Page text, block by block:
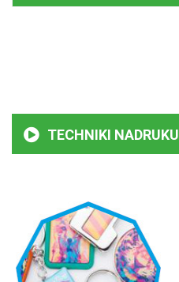
TECHNIKI NADRUKU